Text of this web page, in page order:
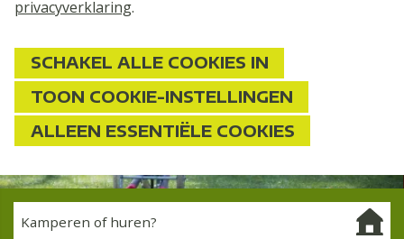
privacyverklaring.
SCHAKEL ALLE COOKIES IN
TOON COOKIE-INSTELLINGEN
ALLEEN ESSENTIËLE COOKIES